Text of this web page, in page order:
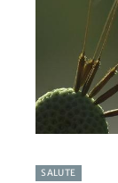
SALUTE